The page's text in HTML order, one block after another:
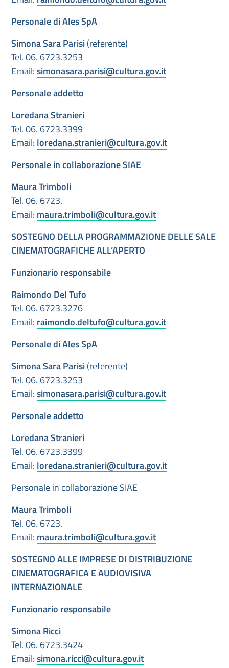
Personale di Ales SpA
Simona Sara Parisi(referente)
Tel. 06. 6723.3253
Email:simonasara.parisi@cultura.gov.it
Personale addetto
Loredana Stranieri
Tel. 06. 6723.3399
Email: loredana.stranieri@cultura.gov.it
Personale in collaborazione SIAE
Maura Trimboli
Tel. 06. 6723.
Email: maura.trimboli@cultura.gov.it
SOSTEGNO DELLA PROGRAMMAZIONE DELLE SALE
CINEMATOGRAFICHE ALL’APERTO
Funzionario responsabile
Raimondo Del Tufo
Tel. 06. 6723.3276
Email: raimondo.deltufo@cultura.gov.it
Personale di Ales SpA
Simona Sara Parisi(referente)
Tel. 06. 6723.3253
Email:simonasara.parisi@cultura.gov.it
Personale addetto
Loredana Stranieri
Tel. 06. 6723.3399
Email: loredana.stranieri@cultura.gov.it
Personale in collaborazione SIAE
Maura Trimboli
Tel. 06. 6723.
Email: maura.trimboli@cultura.gov.it
SOSTEGNO ALLE IMPRESE DI DISTRIBUZIONE
CINEMATOGRAFICA E AUDIOVISIVA
INTERNAZIONALE
Funzionario responsabile
SimonaRicci
Tel. 06. 6723.3424
Email:simona.ricci@cultura.gov.it